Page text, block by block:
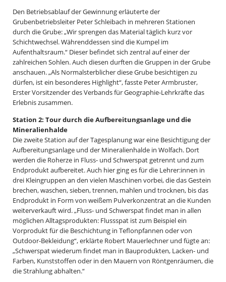
Den Betriebsablauf der Gewinnung erläuterte der
Grubenbetriebsleiter Peter Schleibach in mehreren Stationen
durch die Grube: „Wir sprengen das Material täglich kurz vor
Schichtwechsel. Währenddessen sind die Kumpel im
Aufenthaltsraum.“ Dieser befindet sich zentral auf einer der
zahlreichen Sohlen. Auch diesen durften die Gruppen in der Grube
anschauen. „Als Normalsterblicher diese Grube besichtigen zu
dürfen, ist ein besonderes Highlight“, fasste Peter Armbruster,
Erster Vorsitzender des Verbands für Geographie-Lehrkräfte das
Erlebnis zusammen.
Station 2: Tour durch die Aufbereitungsanlage und die
Mineralienhalde
Die zweite Station auf der Tagesplanung war eine Besichtigung der
Aufbereitungsanlage und der Mineralienhalde in Wolfach. Dort
werden die Roherze in Fluss- und Schwerspat getrennt und zum
Endprodukt aufbereitet. Auch hier ging es für die Lehrer:innen in
drei Kleingruppen an den vielen Maschinen vorbei, die das Gestein
brechen, waschen, sieben, trennen, mahlen und trocknen, bis das
Endprodukt in Form von weißem Pulverkonzentrat an die Kunden
weiterverkauft wird. „Fluss- und Schwerspat findet man in allen
möglichen Alltagsprodukten: Flussspat ist zum Beispiel ein
Vorprodukt für die Beschichtung in Teflonpfannen oder von
Outdoor-Bekleidung“, erklärte Robert Mauerlechner und fügte an:
„Schwerspat wiederum findet man in Bauprodukten, Lacken- und
Farben, Kunststoffen oder in den Mauern von Röntgenräumen, die
die Strahlung abhalten.“